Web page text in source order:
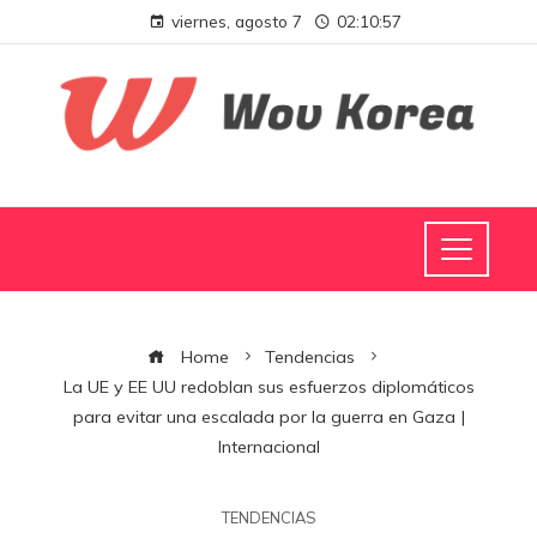
viernes, agosto 7 02:10:58
Home
Tendencias
La UE y EE UU redoblan sus esfuerzos diplomáticos
para evitar una escalada por la guerra en Gaza |
Internacional
TENDENCIAS